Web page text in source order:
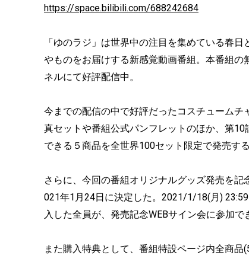
https://space.bilibili.com/688242684
「ゆのラジ」は世界中の注目を集めている春
やものをお届けする新感覚動画番組。本番組
ネルにて好評配信中。
今までの配信の中で好評だったコスチューム
真セットや番組公式パンフレットのほか、第
できる５商品を全世界100セット限定で発売する
さらに、今回の番組オリジナルグッズ発売を
021年1月24日に決定した。2021/1/18(月)
入した全員が、発売記念WEBサイン会に参加で
また購入特典として、番組特設ページ内全商